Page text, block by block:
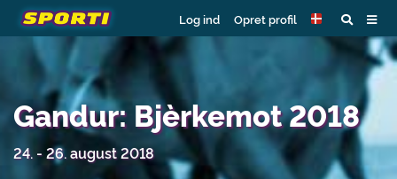
Log ind Opret profil
Gandur: Bjèrkemot 2018
24. - 26. august 2018